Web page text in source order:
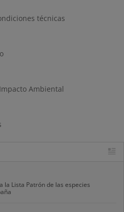
técnicas
Ambiental
la Lista Patrón de las especies